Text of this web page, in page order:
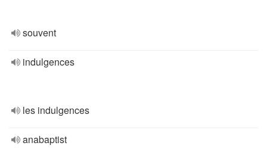
souvent
indulgences
les indulgences
anabaptist